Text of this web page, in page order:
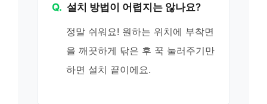
Q. 설치 방법이 어렵지는 않나요?
정말 쉬워요! 원하는 위치에 부착면
을 깨끗하게 닦은 후 꾹 눌러주기만
하면 설치 끝이에요.